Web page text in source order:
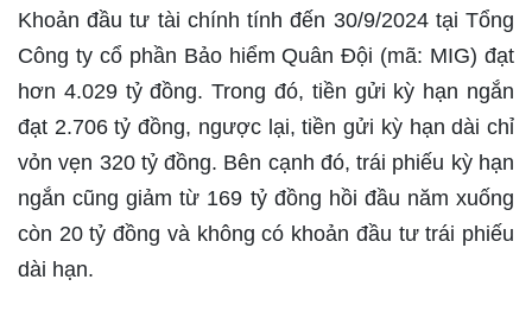
Khoản đầu tư tài chính tính đến 30/9/2024 tại Tổng
Công ty cổ phần Bảo hiểm Quân Đội (mã: MIG) đạt
hơn 4.029 tỷ đồng. Trong đó, tiền gửi kỳ hạn ngắn
đạt 2.706 tỷ đồng, ngược lại, tiền gửi kỳ hạn dài chỉ
vỏn vẹn 320 tỷ đồng. Bên cạnh đó, trái phiếu kỳ hạn
ngắn cũng giảm từ 169 tỷ đồng hồi đầu năm xuống
còn 20 tỷ đồng và không có khoản đầu tư trái phiếu
dài hạn.